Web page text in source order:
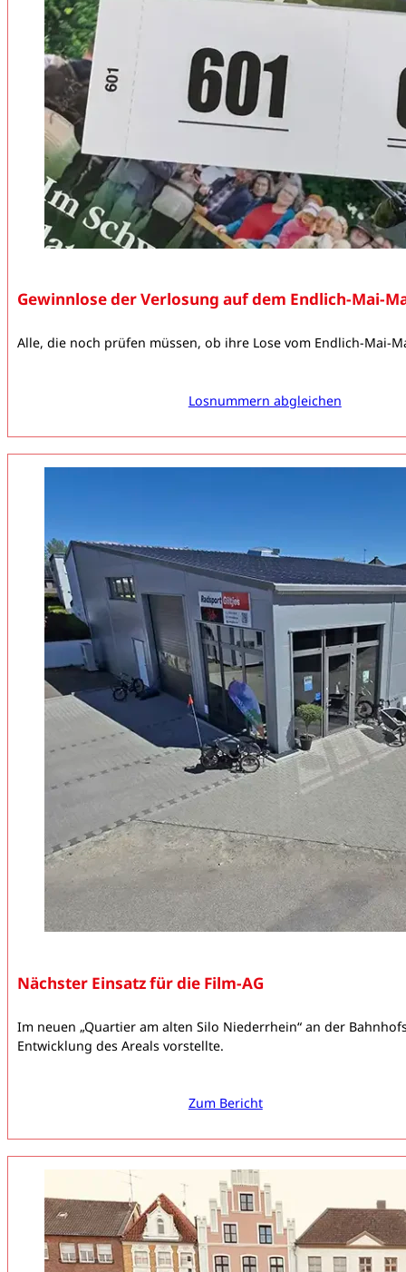
Gewinnlose der Verlosung auf dem Endlich-Mai-
Alle, die noch prüfen müssen, ob ihre Lose vom Endlich-Mai-
Losnummern abgleichen
Nächster Einsatz für die Film-AG
Im neuen „Quartier am alten Silo Niederrhein“ an der
Entwicklung des Areals vorstellte.
Zum Bericht